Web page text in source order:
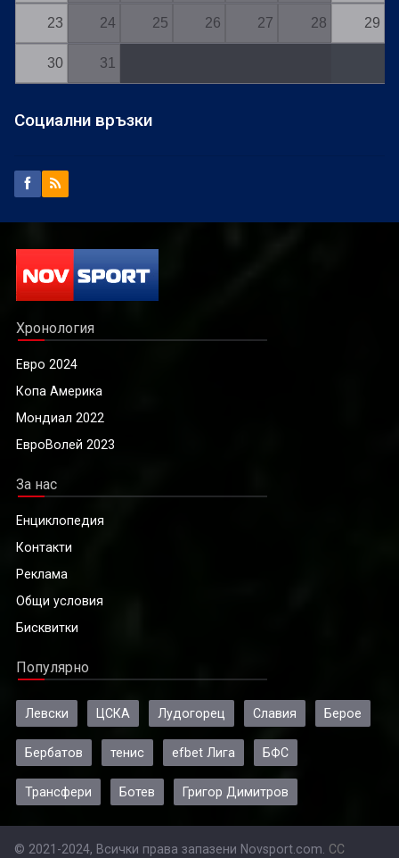
23 24 25 26 27 28 29
30 31
Социални връзки
Хронология
Евро 2024
Копа Америка
Мондиал 2022
ЕвроВолей 2023
За нас
Енциклопедия
Контакти
Реклама
Общи условия
Бисквитки
Популярно
Левски ЦСКА Лудогорец Славия Берое
Бербатов тенис efbet Лига БФС
Трансфери Ботев Григор Димитров
© 2021-2024, Всички права запазени Novsport.com. CC